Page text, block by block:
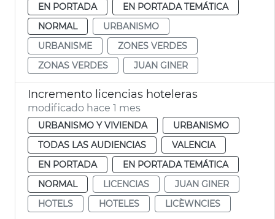
EN PORTADA
EN PORTADA TEMÁTICA
NORMAL
URBANISMO
URBANISME
ZONES VERDES
ZONAS VERDES
JUAN GINER
Incremento licencias hoteleras
modificado hace 1 mes
URBANISMO Y VIVIENDA
URBANISMO
TODAS LAS AUDIENCIAS
VALENCIA
EN PORTADA
EN PORTADA TEMÁTICA
NORMAL
LICENCIAS
JUAN GINER
HOTELS
HOTELES LICÈWNCIES